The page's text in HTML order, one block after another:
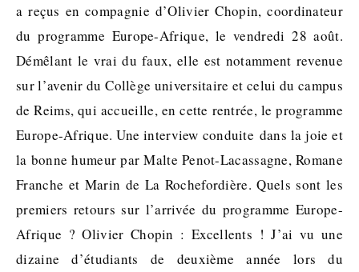
a reçus en compagnie d’Olivier Chopin, coordinateur
du programme Europe-Afrique, le vendredi 28 août.
Démêlant le vrai du faux, elle est notamment revenue
sur l’avenir du Collège universitaire et celui du campus
de Reims, qui accueille, en cette rentrée, le programme
Europe-Afrique. Une interview conduite dans la joie et
la bonne humeur par Malte Penot-Lacassagne, Romane
Franche et Marin de La Rochefordière. Quels sont les
premiers retours sur l’arrivée du programme Europe-
Afrique ? Olivier Chopin : Excellents ! J’ai vu une
dizaine d’étudiants de deuxième année lors du